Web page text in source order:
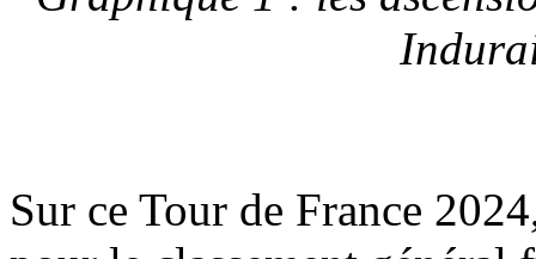
Sur ce Tour de France